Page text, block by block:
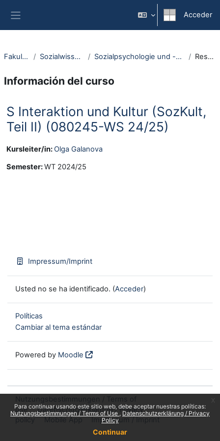
Para continuar usando este sitio web, debe aceptar nuestras políticas:
Nutzungsbestimmungen / Terms of Use
Datenschutzerklärung / Privacy
Policy
Continuar
Acceder
Fakultäten Sozialwissenschaft Sozialpsychologie und -anthropologie Resumen
Información del curso
S Interaktion und Kultur (SozKult,
Teil II) (080245-WS 24/25)
Kursleiter/in: Olga Galanova
Semester:WT 2024/25
Impressum/Imprint
Usted no se ha identificado. (Acceder)
Políticas
Cambiar al tema estándar
Powered by Moodle
use
Datenschutzerklärung / Privacy
policy
Mobile App Impressum / Imprint